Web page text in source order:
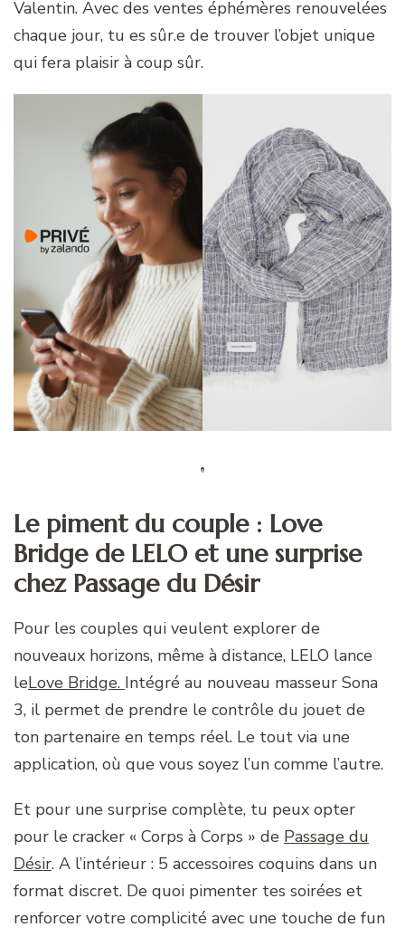
Si tu préfères offrir un cadeau concret comme une
pièce de mode, un accessoire de cuisine design ou
de la décoration, fonce sur
club de ventes privées propose des réductions
incroyables sur plus de 2500 grandes marques.
C’est l’astuce parfaite pour dénicher un cadeau de
haute qualité sans exploser ton budget de Saint-
Valentin. Avec des ventes éphémères renouvelées
chaque jour, tu es sûr.e de trouver l’objet unique
qui fera plaisir à coup sûr.
Le piment du couple : Love
Bridge de LELO et une surprise
chez Passage du Désir
Pour les couples qui veulent explorer de
nouveaux horizons, même à distance, LELO lance
leLove Bridge.Intégré au nouveau masseur Sona
3, il permet de prendre le contrôle du jouet de
ton partenaire en temps réel. Le tout via une